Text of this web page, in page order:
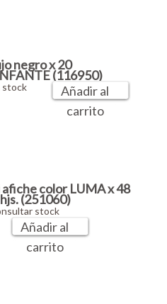
negro x 20
(116950)
stock
Añadir al
carrito
afiche color LUMA x 48
hjs. (251060)
stock
Añadir al
carrito